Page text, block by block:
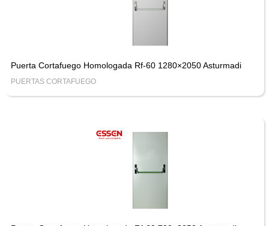
Puerta Cortafuego Homologada Rf-60 1280×2050 Asturmadi
PUERTAS CORTAFUEGO